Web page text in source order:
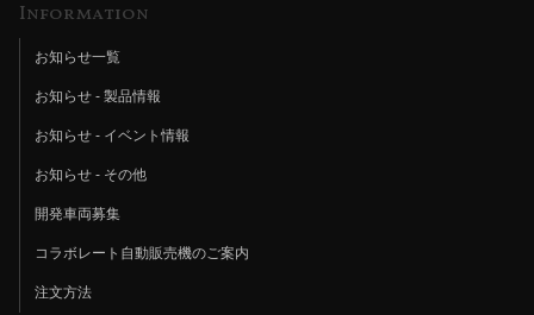
Information
お知らせ一覧
お知らせ - 製品情報
お知らせ - イベント情報
お知らせ - その他
開発車両募集
コラボレート自動販売機のご案内
注文方法